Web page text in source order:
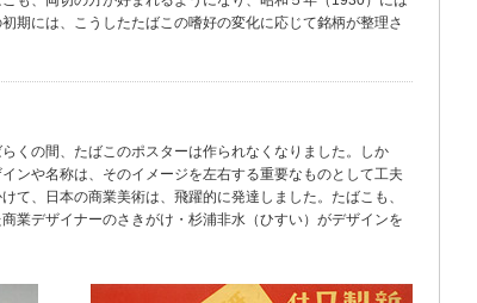
期には、こうしたたばこの嗜好の変化に応じて銘柄が整理さ
くの間、たばこのポスターは作られなくなりました。しか
ンや名称は、そのイメージを左右する重要なものとして工夫
て、日本の商業美術は、飛躍的に発達しました。たばこも、
業デザイナーのさきがけ・杉浦非水（ひすい）がデザインを